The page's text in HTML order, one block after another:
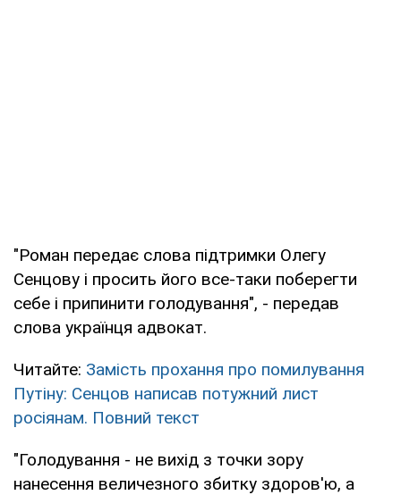
"Роман передає слова підтримки Олегу
Сенцову і просить його все-таки поберегти
себе і припинити голодування", - передав
слова українця адвокат.
Читайте: Замість прохання про помилування
Путіну: Сенцов написав потужний лист
росіянам. Повний текст
"Голодування - не вихід з точки зору
нанесення величезного збитку здоров'ю, а